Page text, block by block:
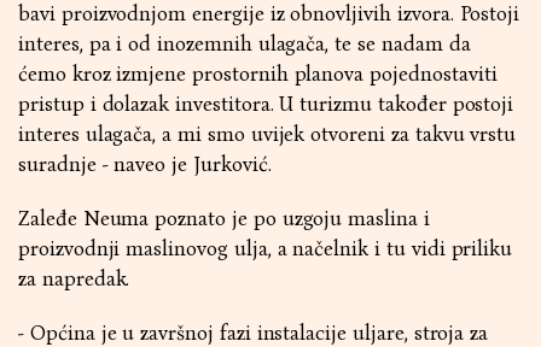
bavi proizvodnjom energije iz obnovljivih izvora. Postoji
interes, pa i od inozemnih ulagača, te se nadam da
ćemo kroz izmjene prostornih planova pojednostaviti
pristup i dolazak investitora. U turizmu također postoji
interes ulagača, a mi smo uvijek otvoreni za takvu vrstu
suradnje - naveo je Jurković.
Zaleđe Neuma poznato je po uzgoju maslina i
proizvodnji maslinovog ulja, a načelnik i tu vidi priliku
za napredak.
- Općina je u završnoj fazi instalacije uljare, stroja za